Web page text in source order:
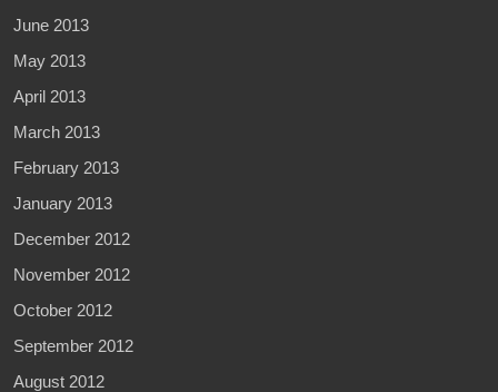
June 2013
May 2013
April 2013
March 2013
February 2013
January 2013
December 2012
November 2012
October 2012
September 2012
August 2012